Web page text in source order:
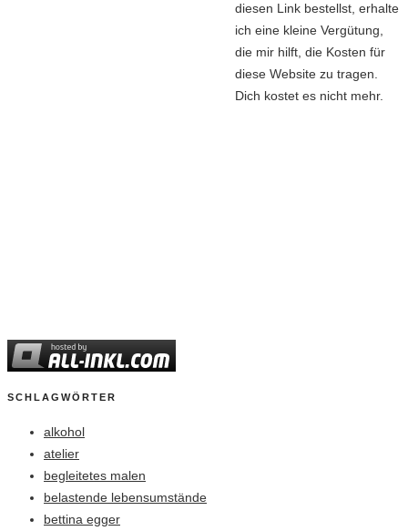
diesen Link bestellst, erhalte
ich eine kleine Vergütung,
die mir hilft, die Kosten für
diese Website zu tragen.
Dich kostet es nicht mehr.
SCHLAGWÖRTER
alkohol
atelier
begleitetes malen
belastende lebensumstände
bettina egger